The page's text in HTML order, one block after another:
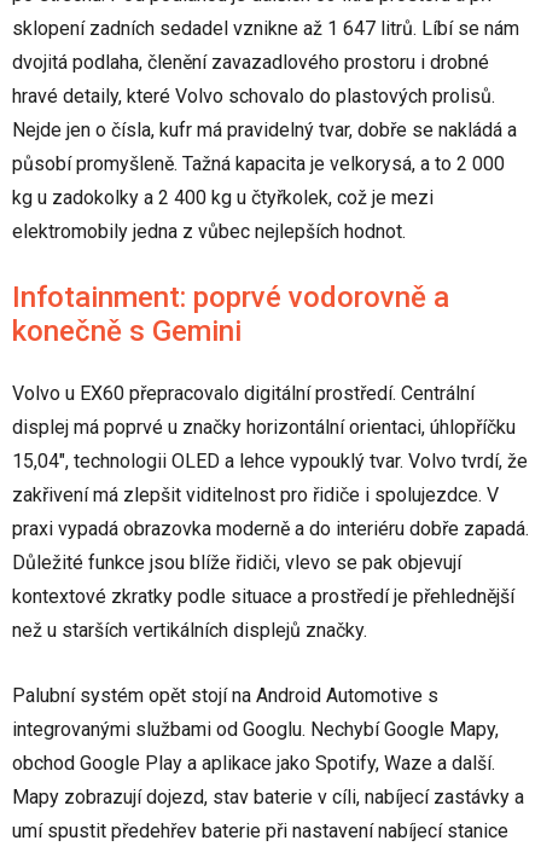
sklopení zadních sedadel vznikne až 1 647 litrů. Líbí se nám
dvojitá podlaha, členění zavazadlového prostoru i drobné
hravé detaily, které Volvo schovalo do plastových prolisů.
Nejde jen o čísla, kufr má pravidelný tvar, dobře se nakládá a
působí promyšleně. Tažná kapacita je velkorysá, a to 2 000
kg u zadokolky a 2 400 kg u čtyřkolek, což je mezi
elektromobily jedna z vůbec nejlepších hodnot.
Infotainment: poprvé vodorovně a
konečně s Gemini
Volvo u EX60 přepracovalo digitální prostředí. Centrální
displej má poprvé u značky horizontální orientaci, úhlopříčku
15,04", technologii OLED a lehce vypouklý tvar. Volvo tvrdí, že
zakřivení má zlepšit viditelnost pro řidiče i spolujezdce. V
praxi vypadá obrazovka moderně a do interiéru dobře zapadá.
Důležité funkce jsou blíže řidiči, vlevo se pak objevují
kontextové zkratky podle situace a prostředí je přehlednější
než u starších vertikálních displejů značky.
Palubní systém opět stojí na Android Automotive s
integrovanými službami od Googlu. Nechybí Google Mapy,
obchod Google Play a aplikace jako Spotify, Waze a další.
Mapy zobrazují dojezd, stav baterie v cíli, nabíjecí zastávky a
umí spustit předehřev baterie při nastavení nabíjecí stanice